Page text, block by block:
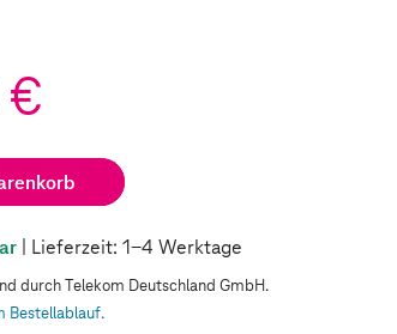
€
| Lieferzeit: 1-4 Werktage
durch Telekom Deutschland GmbH.
Bestellablauf.